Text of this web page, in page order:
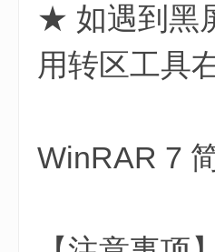
★ 如遇到黑
用转区工具
WinRAR 7